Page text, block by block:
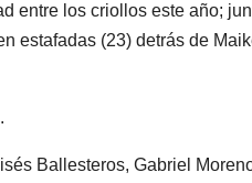
entre los criollos este año;
estafadas (23) detrás de
Ballesteros, Gabriel